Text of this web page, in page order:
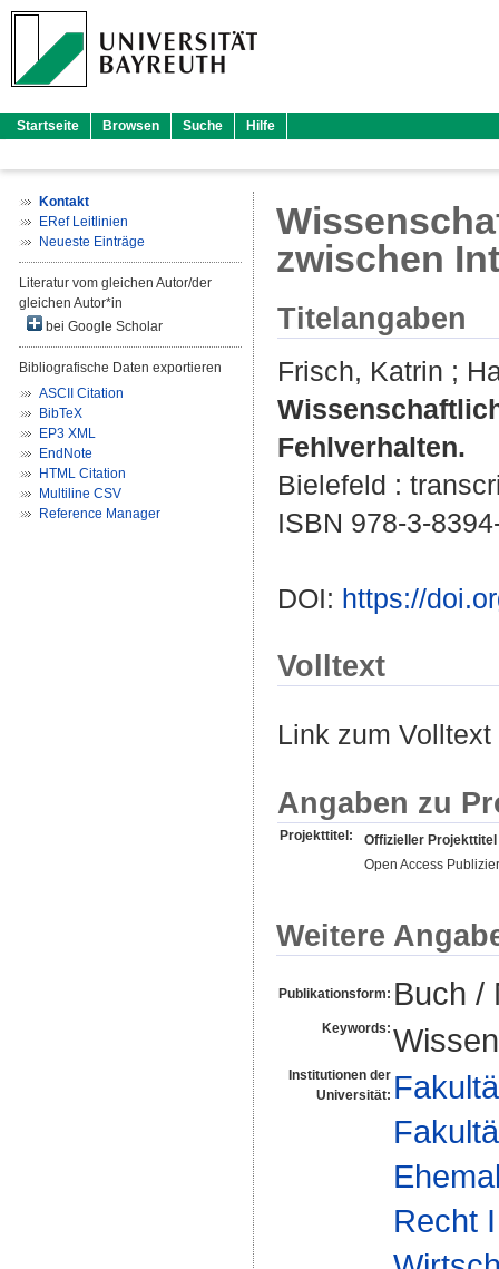
Startseite Browsen Suche Hilfe
Kontakt
ERef Leitlinien
Neueste Einträge
Literatur vom gleichen Autor/der
gleichen Autor*in
bei Google Scholar
Bibliografische Daten exportieren
ASCII Citation
BibTeX
EP3 XML
EndNote
HTML Citation
Multiline CSV
Reference Manager
zwischen
Titelangaben
Frisch, Katrin ;
Fehlverhalten.
Bielefeld :
ISBN 978-3-
DOI: https://
Volltext
Link zum
Angaben zu
Projekttitel:
Offizieller Projekttitel
Open Access
Weitere
Publikationsform: Buch /
Keywords:
Institutionen der
Universität:
Recht